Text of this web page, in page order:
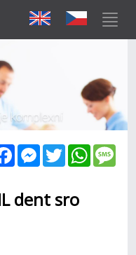
FacebookMessenger
Twitter
dent sro